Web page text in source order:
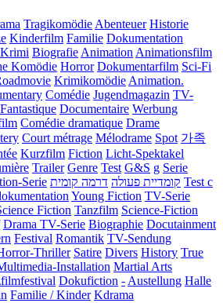
Tragikomödie Abenteuer Historie
Kinderfilm Familie Dokumentation
Krimi Biografie Animation Animationsfilm
Komödie Horror Dokumentarfilm Sci-Fi
Krimikomödie Animation.
Comédie Jugendmagazin TV-
Fantastique Documentaire Werbung
Comédie dramatique Drame
Court métrage Mélodrame Spot 가족
Kurzfilm Fiction Licht-Spektakel
Trailer Genre Test G&S g Serie
Serie קומדיית פעולה דרמה קומית
Test c
Young Fiction TV-Serie
Fiction Tanzfilm Science-Fiction
Drama TV-Serie Biographie Docutainment
Festival Romantik TV-Sendung
Thriller Satire Divers History True
Installation Martial Arts
Dokufiction - Austellung Halle
Familie / Kinder Kdrama